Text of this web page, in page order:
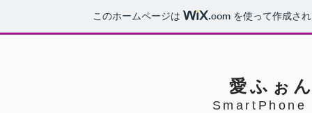
このホームページは .com を使って作成さ
愛ふぉ